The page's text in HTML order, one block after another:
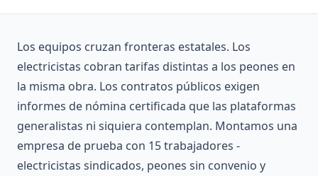
Los equipos cruzan fronteras estatales. Los
electricistas cobran tarifas distintas a los peones en
la misma obra. Los contratos públicos exigen
informes de nómina certificada que las plataformas
generalistas ni siquiera contemplan. Montamos una
empresa de prueba con 15 trabajadores -
electricistas sindicados, peones sin convenio y